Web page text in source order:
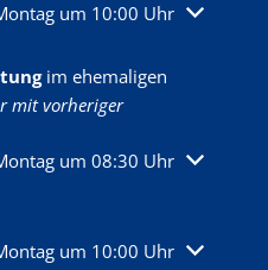
Schließzeiten auszublenden
um 10:00 Uhr
im ehemaligen
mit vorheriger
Schließzeiten auszublenden
um 08:30 Uhr
Schließzeiten auszublenden
um 10:00 Uhr